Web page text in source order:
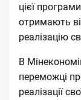
цієї
отримають
реалізацію
В
переможці
реалізації